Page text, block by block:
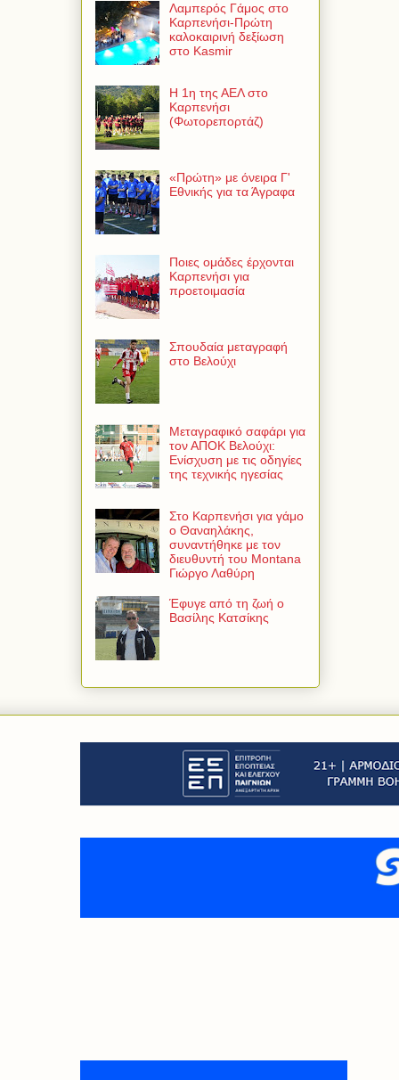
Λαμπερός Γάμος στο
Καρπενήσι-Πρώτη
καλοκαιρινή δεξίωση
στο Kasmir
Η 1η της ΑΕΛ στο
Καρπενήσι
(Φωτορεπορτάζ)
«Πρώτη» με όνειρα Γ'
Εθνικής για τα Άγραφα
Ποιες ομάδες έρχονται
Καρπενήσι για
προετοιμασία
Σπουδαία μεταγραφή
στο Βελούχι
Μεταγραφικό σαφάρι για
τον ΑΠΟΚ Βελούχι:
Ενίσχυση με τις οδηγίες
της τεχνικής ηγεσίας
Στο Καρπενήσι για γάμο
ο Θαναηλάκης,
συναντήθηκε με τον
διευθυντή του Montana
Γιώργο Λαθύρη
Έφυγε από τη ζωή ο
Βασίλης Κατσίκης